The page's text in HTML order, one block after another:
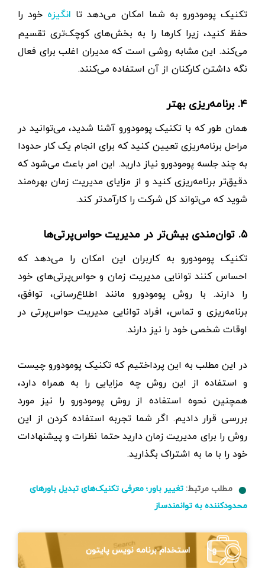
تکنیک پومودورو به شما امکان می‌دهد تا انگیزه خود را
حفظ کنید، زیرا کارها را به بخش‌های کوچک‌تری تقسیم
می‌کند. این مشابه روشی است که مدیران اغلب برای فعال
نگه ‌داشتن کارکنان از آن استفاده می‌کنند.
۴. برنامه‌ریزی بهتر
همان‌ طور که با تکنیک پومودورو آشنا شدید، می‌توانید در
مراحل برنامه‌ریزی تعیین کنید که برای انجام یک کار حدودا
به چند جلسه‌ پومودورو نیاز دارید. این امر باعث می‌شود که
دقیق‌تر برنامه‌ریزی کنید و از مزایای مدیریت زمان بهره‌مند
شوید که می‌تواند کل شرکت را کارآمدتر کند.
۵. توان‌مندی بیش‌تر در مدیریت حواس‌پرتی‌ها
تکنیک پومودورو به کاربران این امکان را می‌دهد که
احساس کنند توانایی مدیریت زمان و حواس‌پرتی‌های خود
را دارند. با روش پومودورو مانند اطلاع‌رسانی، توافق،
برنامه‌ریزی و تماس، افراد توانایی مدیریت حواس‌پرتی در
اوقات شخصی خود را نیز دارند.
در این مطلب به این پرداختیم که تکنیک پومودورو چیست
و استفاده از این روش چه مزایایی را به همراه دارد،
همچنین نحوه استفاده از روش پومودورو را نیز مورد
بررسی قرار دادیم. اگر شما تجربه‌ استفاده کردن از این
روش‌ را برای مدیریت زمان دارید حتما نظرات و پیشنهادات
خود را با ما به اشتراک بگذارید.
مطلب مرتبط: تغییر باور؛ معرفی تکنیک‌های تبدیل باور‌های
محدود‌کننده به توانمندساز
استخدام برنامه نویس پایتون